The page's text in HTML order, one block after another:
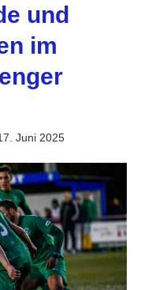
und
im
Juni 2025